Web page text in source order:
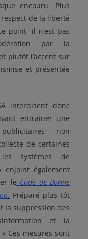
encouru. Plus
de la liberté
point, il n’est pas
par la
plutôt l’accent sur
et présentée
interdisent donc
entrainer une
non
de certaines
systèmes de
enjoint également
le Code de Bonne
. Préparé plus tôt
la suppression des
et la
Ces mesures sont